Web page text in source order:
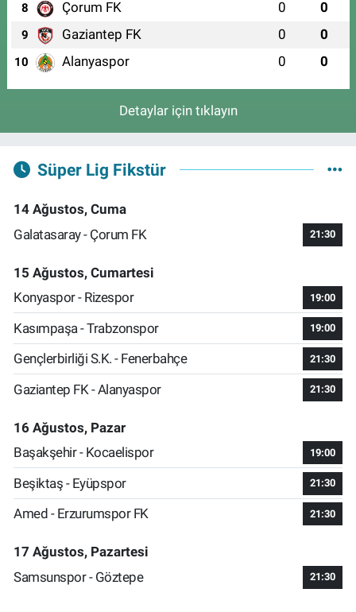
8 Çorum FK 0 0
9 Gaziantep FK 0 0
10 Alanyaspor 0 0
Detaylar için tıklayın
Süper Lig Fikstür
14 Ağustos, Cuma
Galatasaray - Çorum FK
21:30
15 Ağustos, Cumartesi
Konyaspor - Rizespor
19:00
Kasımpaşa - Trabzonspor 19:00
Gençlerbirliği S.K. - Fenerbahçe 21:30
Gaziantep FK - Alanyaspor 21:30
16 Ağustos, Pazar
Başakşehir - Kocaelispor
19:00
Beşiktaş - Eyüpspor 21:30
Amed - Erzurumspor FK 21:30
17 Ağustos, Pazartesi
Samsunspor - Göztepe
21:30